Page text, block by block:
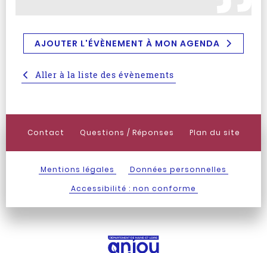
AJOUTER L'ÉVÈNEMENT À MON AGENDA
Aller à la liste des évènements
Contact Questions / Réponses Plan du site
Mentions légales
Données personnelles
Accessibilité : non conforme